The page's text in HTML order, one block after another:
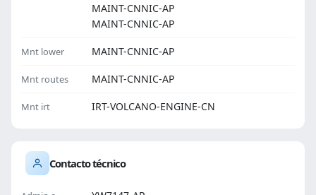
MAINT-CNNIC-AP
MAINT-CNNIC-AP
Mnt lower MAINT-CNNIC-AP
Mnt routes MAINT-CNNIC-AP
Mnt irt IRT-VOLCANO-ENGINE-CN
Contacto técnico